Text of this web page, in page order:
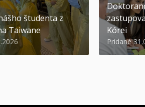
študenta z
Taiwane
Kórei
Pridané